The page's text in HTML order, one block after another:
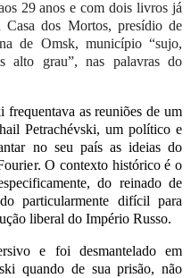
29 anos e com dois livros já
Casa dos Mortos, presídio de
de Omsk, município “sujo,
alto grau”, nas palavras do
frequentava as reuniões de um
Petrachévski, um político e
no seu país as ideias do
O contexto histórico é o
do reinado de
particularmente difícil para
liberal do Império Russo.
e foi desmantelado em
quando de sua prisão, não